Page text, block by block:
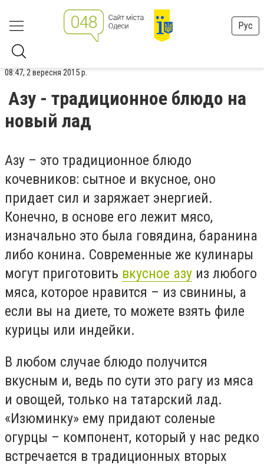
Рус
08:47, 2 вересня 2015 р.
Азу - традиционное блюдо на
новый лад
Азу – это традиционное блюдо
кочевников: сытное и вкусное, оно
придает сил и заряжает энергией.
Конечно, в основе его лежит мясо,
изначально это была говядина, баранина
либо конина. Современные же кулинары
могут приготовить вкусное азу из любого
мяса, которое нравится – из свинины, а
если вы на диете, то можете взять филе
курицы или индейки.
В любом случае блюдо получится
вкусным и, ведь по сути это рагу из мяса
и овощей, только на татарский лад.
«Изюминку» ему придают соленые
огурцы – компонент, который у нас редко
встречается в традиционных вторых